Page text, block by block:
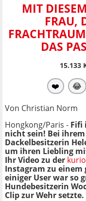
MIT
FRAU,
DAS
15.133
❤️ 😂
Von Christian Norm
Hongkong/Paris - Fifi
nicht sein! Bei
Dackelbesitzerin
um ihren Liebling
Ihr Video zu der
Instagram zu einem
einiger User war so
Hundebesitzerin
Clip zur Wehr setzte.